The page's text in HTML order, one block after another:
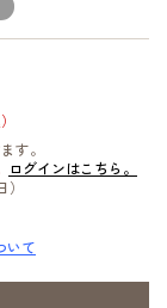
す。
ログインはこちら。
いて